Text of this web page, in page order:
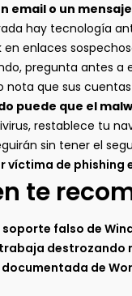
email o un
hay tecnología
en enlaces
pregunta antes a
nota que sus
puede que el
restablece tu
sin tener el
víctima de phishing
te
falso de
destrozando
de